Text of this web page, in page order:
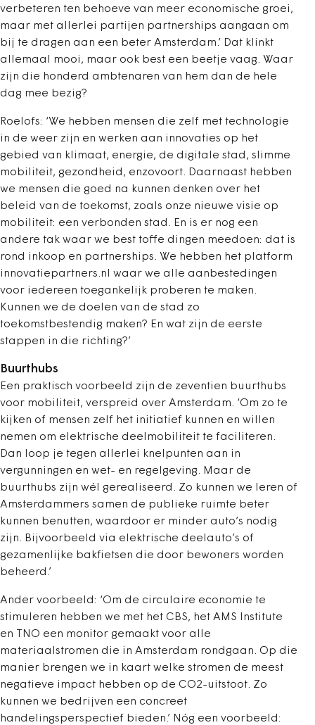
verbeteren ten behoeve van meer economische groei,
maar met allerlei partijen partnerships aangaan om
bij te dragen aan een beter Amsterdam.’ Dat klinkt
allemaal mooi, maar ook best een beetje vaag. Waar
zijn die honderd ambtenaren van hem dan de hele
dag mee bezig?
Roelofs: ‘We hebben mensen die zelf met technologie
in de weer zijn en werken aan innovaties op het
gebied van klimaat, energie, de digitale stad, slimme
mobiliteit, gezondheid, enzovoort. Daarnaast hebben
we mensen die goed na kunnen denken over het
beleid van de toekomst, zoals onze nieuwe visie op
mobiliteit: een verbonden stad. En is er nog een
andere tak waar we best toffe dingen meedoen: dat is
rond inkoop en partnerships. We hebben het platform
innovatiepartners.nl waar we alle aanbestedingen
voor iedereen toegankelijk proberen te maken.
Kunnen we de doelen van de stad zo
toekomstbestendig maken? En wat zijn de eerste
stappen in die richting?’
Buurthubs
Een praktisch voorbeeld zijn de zeventien buurthubs
voor mobiliteit, verspreid over Amsterdam. ‘Om zo te
kijken of mensen zelf het initiatief kunnen en willen
nemen om elektrische deelmobiliteit te faciliteren.
Dan loop je tegen allerlei knelpunten aan in
vergunningen en wet- en regelgeving. Maar de
buurthubs zijn wél gerealiseerd. Zo kunnen we leren of
Amsterdammers samen de publieke ruimte beter
kunnen benutten, waardoor er minder auto’s nodig
zijn. Bijvoorbeeld via elektrische deelauto’s of
gezamenlijke bakfietsen die door bewoners worden
beheerd.’
Ander voorbeeld: ‘Om de circulaire economie te
stimuleren hebben we met het CBS, het AMS Institute
en TNO een monitor gemaakt voor alle
materiaalstromen die in Amsterdam rondgaan. Op die
manier brengen we in kaart welke stromen de meest
negatieve impact hebben op de CO2-uitstoot. Zo
kunnen we bedrijven een concreet
handelingsperspectief bieden.’ Nóg een voorbeeld: